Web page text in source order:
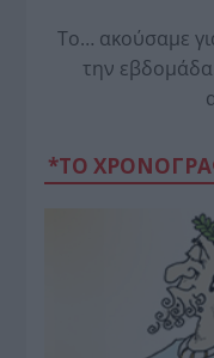
Το… ακούσαμε
την
*ΤΟ